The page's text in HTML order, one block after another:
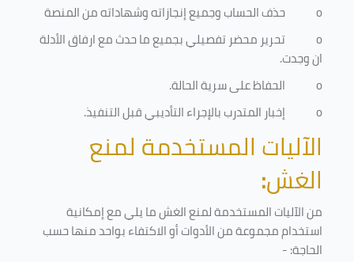
o
حذف الحساب وجميع إنجازاته وشهاداته من المنصة
o
تحرير محضر تفصيلي بجميع ما حدث مع ارفاق الأدلة
ان وجدت.
o
الحفاظ على سرية الحالة.
o
إخبار المتدرب بالإجراء التأديبي قبل التنفيذ.
الآليات المستخدمة لمنع
الغش:
من الآليات المستخدمة لمنع الغش ما يلي مع إمكانية
استخدام مجموعة من الأدوات أو الاكتفاء بواحد منها حسب
الحاجة: -